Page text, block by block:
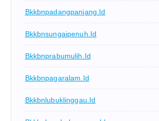
Bkkbnpadangpanjang.id
Bkkbnsungaipenuh.id
Bkkbnprabumulih.id
Bkkbnpagaralam.id
Bkkbnlubuklinggau.id